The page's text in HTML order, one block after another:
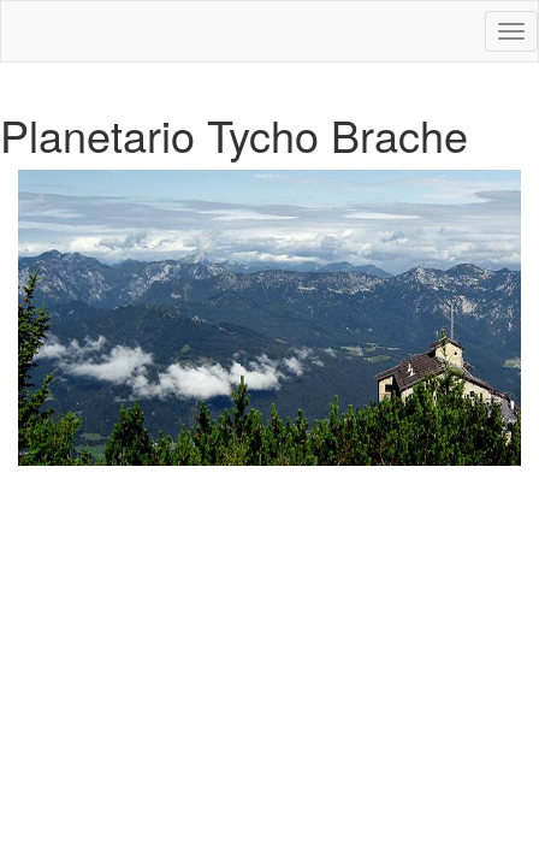
Planetario Tycho Brache